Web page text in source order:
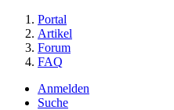
Portal
Artikel
Forum
FAQ
Anmelden
Suche